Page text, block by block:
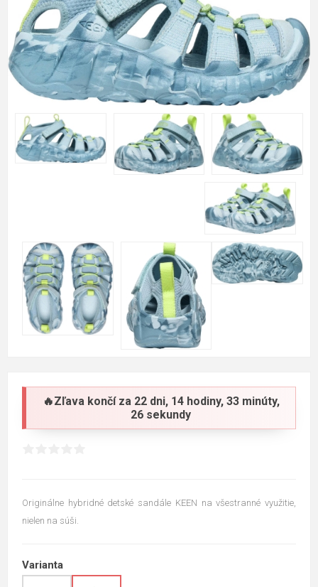
🔥Zľava končí za 22 dni, 14 hodiny, 33 minúty,
25 sekundy
Originálne hybridné detské sandále KEEN na všestranné využitie,
nielen na súši.
Varianta